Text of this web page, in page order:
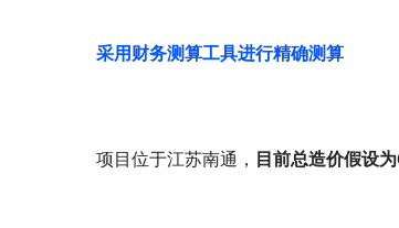
采用财务测算工具进行精确测算
项目位于江苏南通， 目前总造价假设